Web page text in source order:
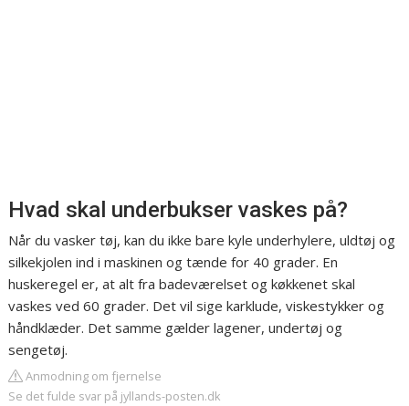
Hvad skal underbukser vaskes på?
Når du vasker tøj, kan du ikke bare kyle underhylere, uldtøj og
silkekjolen ind i maskinen og tænde for 40 grader. En
huskeregel er, at alt fra badeværelset og køkkenet skal
vaskes ved 60 grader. Det vil sige karklude, viskestykker og
håndklæder. Det samme gælder lagener, undertøj og
sengetøj.
Anmodning om fjernelse
Se det fulde svar på jyllands-posten.dk